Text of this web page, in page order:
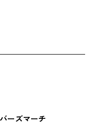
ーズマーチ